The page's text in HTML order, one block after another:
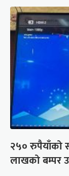
२५० रुपैयाँको
लाखको बम्पर